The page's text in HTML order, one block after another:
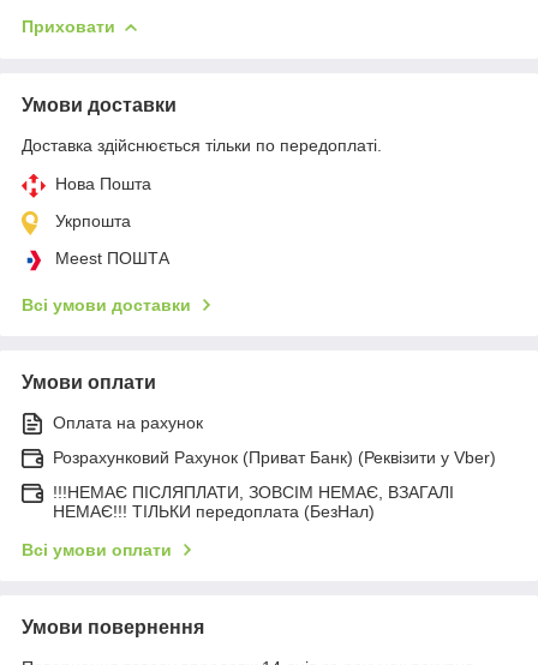
Приховати
Умови доставки
Доставка здійснюється тільки по передоплаті.
Нова Пошта
Укрпошта
Meest ПОШТА
Всі умови доставки
Умови оплати
Оплата на рахунок
Розрахунковий Рахунок (Приват Банк) (Реквізити у Vber)
!!!НЕМАЄ ПІСЛЯПЛАТИ, ЗОВСІМ НЕМАЄ, ВЗАГАЛІ
НЕМАЄ!!! ТІЛЬКИ передоплата (БезНал)
Всі умови оплати
Умови повернення